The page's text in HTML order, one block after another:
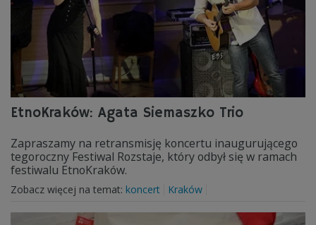
EtnoKraków: Agata Siemaszko Trio
Zapraszamy na retransmisję koncertu inaugurującego
tegoroczny Festiwal Rozstaje, który odbył się w ramach
festiwalu EtnoKraków.
Zobacz więcej na temat: koncert Kraków